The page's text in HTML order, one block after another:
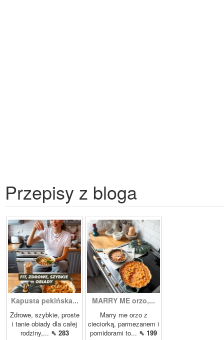
Przepisy z bloga
Kapusta pekińska...
Zdrowe, szybkie, proste
i tanie obiady dla całej
rodziny,... ⇖ 283
MARRY ME orzo,...
Marry me orzo z
cieciorką, parmezanem i
pomidorami to... ⇖ 199